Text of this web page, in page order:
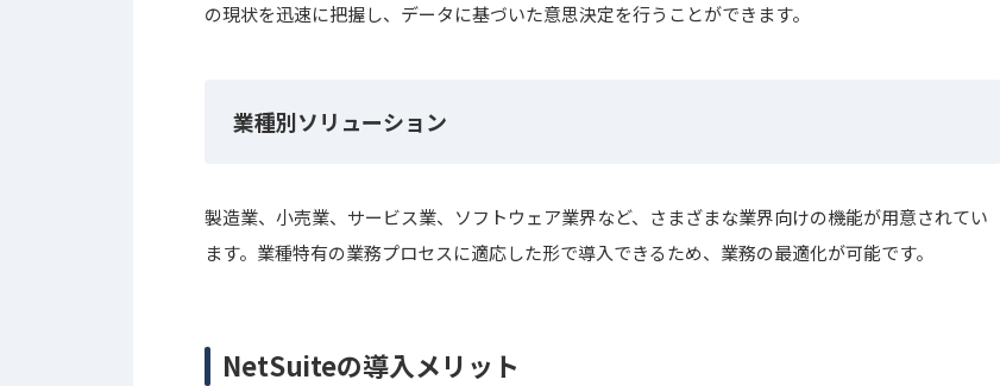
の現状を迅速に把握し、データに基づいた意思決定を行うことができます。
業種別ソリューション
製造業、小売業、サービス業、ソフトウェア業界など、さまざまな業界向けの機能が用意されてい
ます。業種特有の業務プロセスに適応した形で導入できるため、業務の最適化が可能です。
NetSuiteの導入メリット